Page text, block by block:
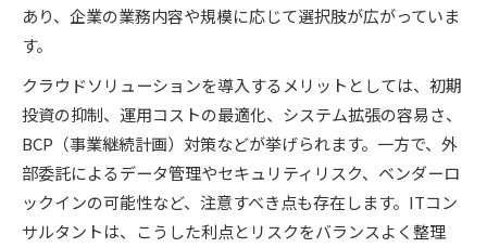
あり、企業の業務内容や規模に応じて選択肢が広がっていま
す。
クラウドソリューションを導入するメリットとしては、初期
投資の抑制、運用コストの最適化、システム拡張の容易さ、
BCP（事業継続計画）対策などが挙げられます。一方で、外
部委託によるデータ管理やセキュリティリスク、ベンダーロ
ックインの可能性など、注意すべき点も存在します。ITコン
サルタントは、こうした利点とリスクをバランスよく整理